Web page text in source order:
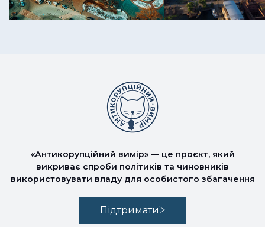
«Антикорупційний вимір» — це проєкт, який
викриває спроби політиків та чиновників
використовувати владу для особистого збагачення
Підтримати